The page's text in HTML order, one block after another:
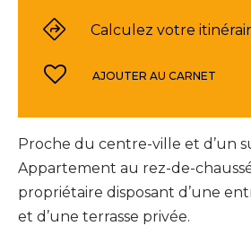
Proche du centre-ville et d’un
Appartement au rez-de-
propriétaire disposant d’une
et d’une terrasse privée.
Calculez votre
AJOUTER AU CARNET